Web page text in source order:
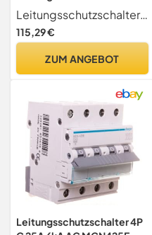
iC60N, 3P, 32A, D
Charakteristik
Leitungsschutzschalter Ic60n, 3p, 32a, D Charakteristik
115,29 €
ZUM ANGEBOT
Leitungsschutzschalter 4P